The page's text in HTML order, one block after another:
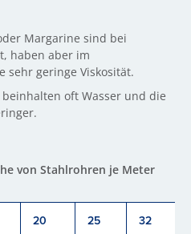
Margarine sind bei
haben aber im
sehr geringe Viskosität.
oft Wasser und die
von Stahlrohren je Meter
20 25 32